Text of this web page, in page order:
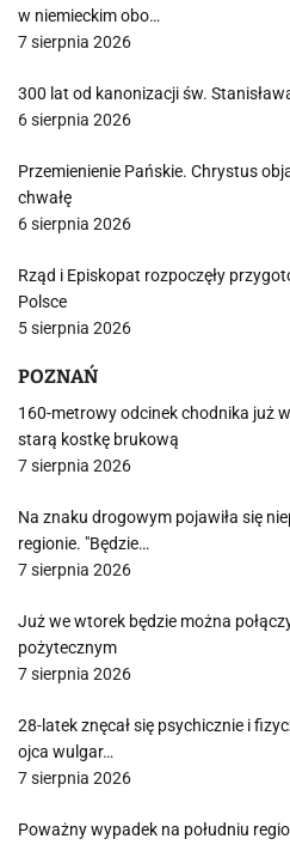
w niemieckim obo…
7 sierpnia 2026
300 lat od kanonizacji św.
6 sierpnia 2026
Przemienienie Pańskie. Chrystus
chwałę
6 sierpnia 2026
Rząd i Episkopat rozpoczęły
Polsce
5 sierpnia 2026
POZNAŃ
160-metrowy odcinek chodnika już
starą kostkę brukową
7 sierpnia 2026
Na znaku drogowym pojawiła się
regionie. "Będzie…
7 sierpnia 2026
Już we wtorek będzie można
pożytecznym
7 sierpnia 2026
28-latek znęcał się psychicznie i
ojca wulgar…
7 sierpnia 2026
Poważny wypadek na południu